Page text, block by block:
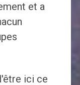
et a
ici ce